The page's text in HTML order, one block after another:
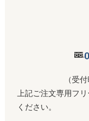
（受
上記ご注文専用フ
ください。